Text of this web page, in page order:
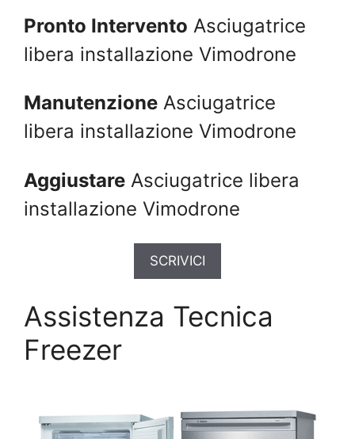
Pronto Intervento Asciugatrice
libera installazione Vimodrone
Manutenzione Asciugatrice
libera installazione Vimodrone
Aggiustare Asciugatrice libera
installazione Vimodrone
SCRIVICI
Assistenza Tecnica
Freezer